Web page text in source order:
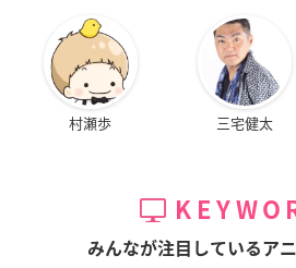
D・N・ANGEL New Edition VI
【価格】
2021年3月24日(水)
村瀬歩 三宅健太
みんなが注目しているア